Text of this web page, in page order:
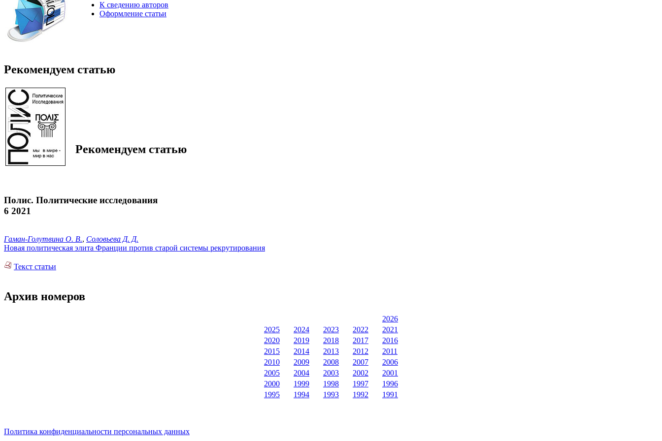
К сведению авторов
Оформление статьи
Рекомендуем статью
Рекомендуем статью
Полис. Политические исследования
6 2021
Гаман-Голутвина О. В., Соловьева Д. Д.
Новая политическая элита Франции против старой системы рекрутирования
Текст статьи
Архив номеров
2026
2025
2024 2023 2022
2021
2020
2019 2018 2017
2016
2015
2014 2013 2012
2011
2010
2009 2008 2007
2006
2005
2004 2003 2002
2001
2000
1999 1998 1997
1996
1995
1994 1993 1992 1991
Политика конфиденциальности персональных данных